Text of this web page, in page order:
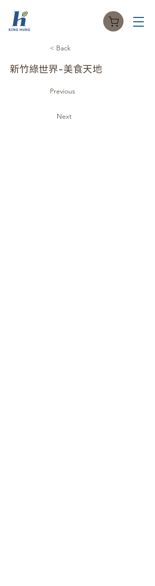
< Back
新竹綠世界-美食天地
Previous
Next